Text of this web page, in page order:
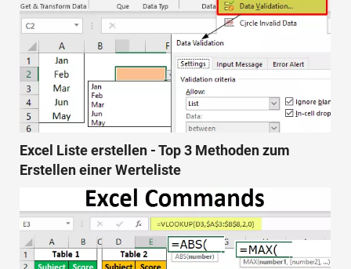
Excel Liste erstellen - Top 3 Methoden zum
Erstellen einer Werteliste